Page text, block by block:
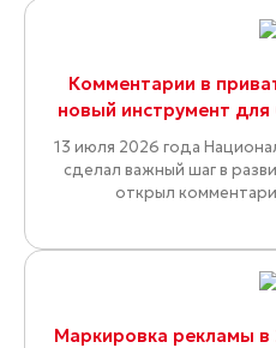
Комментарии в
новый инструмент
13 июля 2026 года
сделал важный шаг в
открыл
Маркировка рекламы